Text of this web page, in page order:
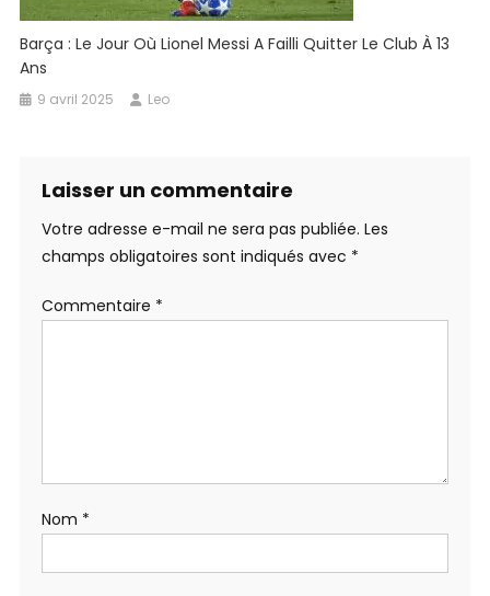
Barça : Le Jour Où Lionel Messi A Failli Quitter Le Club À 13
Ans
9 avril 2025 Leo
Laisser un commentaire
Votre adresse e-mail ne sera pas publiée. Les
champs obligatoires sont indiqués avec *
Commentaire *
Nom *